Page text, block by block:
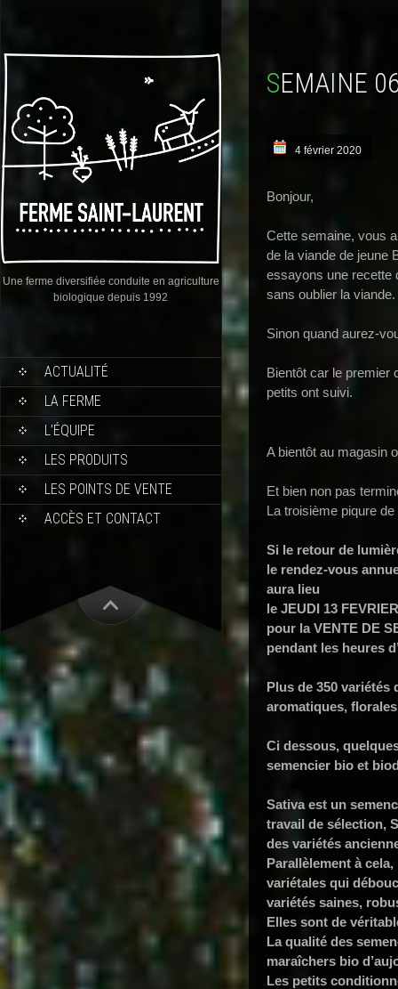
Une ferme diversifiée conduite en agriculture
biologique depuis 1992
ACTUALITÉ
LA FERME
L’ÉQUIPE
LES PRODUITS
LES POINTS DE VENTE
ACCÈS ET CONTACT
SEMAINE
4 février 2020
Bonjour,
Cette semaine, vous
de la viande de jeune
essayons une recette
sans oublier la viande.
Sinon quand aurez-
Bientôt car le premier
petits ont suivi.
A bientôt au magasin
Et bien non pas
La troisième piqure
Si le retour de
le rendez-vous
aura lieu
le JEUDI 13
pour la VENTE DE
pendant les heures
Plus de 350 variétés
aromatiques,
Ci dessous,
semencier bio et
Sativa est un
travail de sélection,
des variétés
Parallèlement à
variétales qui
variétés saines,
Elles sont de
La qualité des
maraîchers bio
Les petits